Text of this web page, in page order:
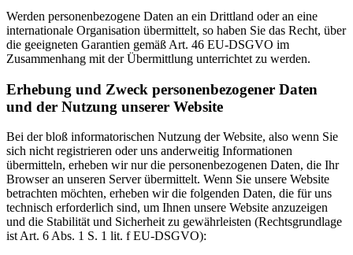
Werden personenbezogene Daten an ein Drittland oder an eine
internationale Organisation übermittelt, so haben Sie das Recht, über
die geeigneten Garantien gemäß Art. 46 EU-DSGVO im
Zusammenhang mit der Übermittlung unterrichtet zu werden.
Erhebung und Zweck personenbezogener Daten
und der Nutzung unserer Website
Bei der bloß informatorischen Nutzung der Website, also wenn Sie
sich nicht registrieren oder uns anderweitig Informationen
übermitteln, erheben wir nur die personenbezogenen Daten, die Ihr
Browser an unseren Server übermittelt. Wenn Sie unsere Website
betrachten möchten, erheben wir die folgenden Daten, die für uns
technisch erforderlich sind, um Ihnen unsere Website anzuzeigen
und die Stabilität und Sicherheit zu gewährleisten (Rechtsgrundlage
ist Art. 6 Abs. 1 S. 1 lit. f EU-DSGVO):